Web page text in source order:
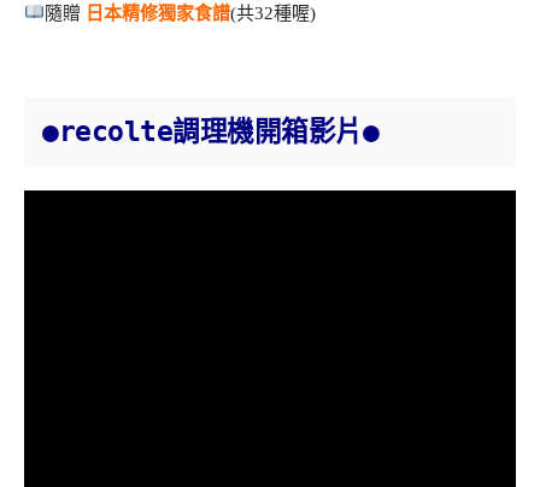
隨贈 日本精修獨家食譜(共32種喔)
●recolte調理機開箱影片●